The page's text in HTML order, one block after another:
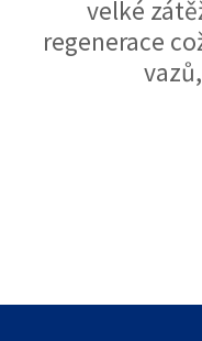
velké
regenerace